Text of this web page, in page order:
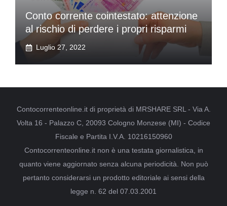
Conto corrente cointestato: attenzione
al rischio di perdere i propri risparmi
Luglio 27, 2022
Contocorrenteonline.it di proprietà di MRSHARE SRL - Via A.
Volta 16 - Palazzo C, 20093 Cologno Monzese (MI) - Codice
Fiscale e Partita I.V.A. 10216150960
Contocorrenteonline.it non è una testata giornalistica, in
quanto viene aggiornato senza alcuna periodicità. Non può
pertanto considerarsi un prodotto editoriale ai sensi della
legge n. 62 del 07.03.2001